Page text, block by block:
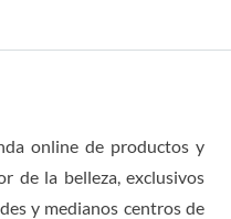
online de productos y
de la belleza, exclusivos
y medianos centros de